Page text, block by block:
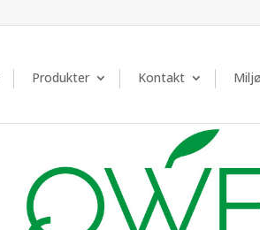
Produkter Kontakt Miljø